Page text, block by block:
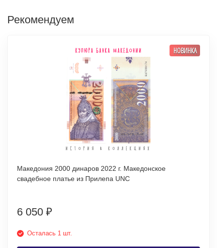
Рекомендуем
НОВИНКА
Македония 2000 динаров 2022 г. Македонское
свадебное платье из Прилепа UNC
6 050 ₽
Осталась 1 шт.